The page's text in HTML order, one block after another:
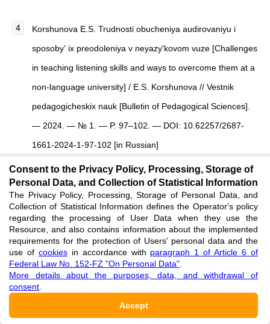
Korshunova E.S. Trudnosti obucheniya audirovaniyu i
sposoby' ix preodoleniya v neyazy'kovom vuze [Challenges
in teaching listening skills and ways to overcome them at a
non-language university] / E.S. Korshunova // Vestnik
pedagogicheskix nauk [Bulletin of Pedagogical Sciences]
— 2024. — № 1. — P. 97–102. — DOI: 10.62257/2687-
1661-2024-1-97-102 [in Russian]
See reference
Kuvshinova E.E. Primenenie iskusstvennogo intellekta v
obuchenii inostrannomu yaziku [The use of artificial
intelligence in foreign language teaching] / E.E. Kuvshinova
// Gumanitarii Yuga Rossii [Humanitarian of Southern
Russia]. — 2024. — Vol. 13, № 2(66). — P. 75–84. [in
Russian]
Consent to the Privacy Policy, Processing, Storage of
Personal Data, and Collection of Statistical Information
The Privacy Policy, Processing, Storage of Personal Data, and
Collection of Statistical Information defines the Operator's policy
regarding the processing of User Data when they use the
Resource, and also contains information about the implemented
requirements for the protection of Users' personal data and the
use of cookiesin accordance with paragraph 1 of Article 6 of
Federal Law No. 152-FZ "On Personal Data"
More details about the purposes, data, and withdrawal of
consent
Accept